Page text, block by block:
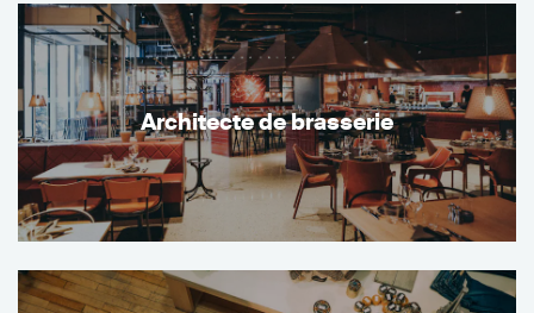
Architecte de brasserie